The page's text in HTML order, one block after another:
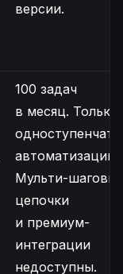
версии.
100 задач
в месяц. Только
автоматизации.
Мульти-
цепочки
и премиум-
интеграции
недоступны.